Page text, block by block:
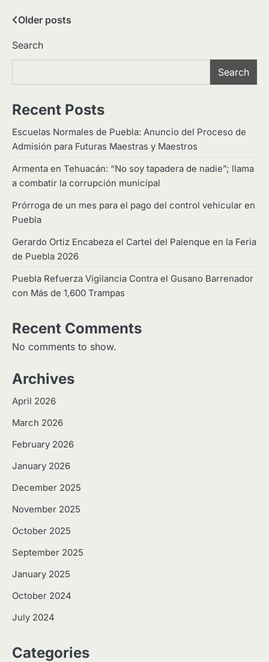
Posts
navigation
Older posts
Search
Search
Recent Posts
Escuelas Normales de Puebla: Anuncio del Proceso de
Admisión para Futuras Maestras y Maestros
Armenta en Tehuacán: “No soy tapadera de nadie”; llama
a combatir la corrupción municipal
Prórroga de un mes para el pago del control vehicular en
Puebla
Gerardo Ortiz Encabeza el Cartel del Palenque en la Feria
de Puebla 2026
Puebla Refuerza Vigilancia Contra el Gusano Barrenador
con Más de 1,600 Trampas
Recent Comments
No comments to show.
Archives
April 2026
March 2026
February 2026
January 2026
December 2025
November 2025
October 2025
September 2025
January 2025
October 2024
July 2024
Categories